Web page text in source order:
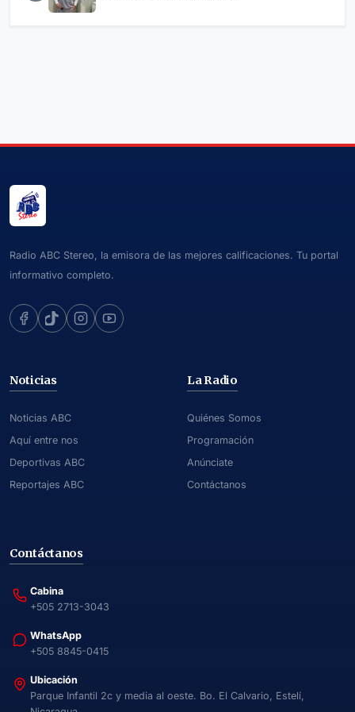
Radio ABC Stereo, la emisora de las mejores calificaciones. Tu portal
informativo completo.
Noticias
Noticias ABC
Aquí entre nos
Deportivas ABC
Reportajes ABC
La Radio
Quiénes Somos
Programación
Anúnciate
Contáctanos
Contáctanos
Cabina
+505 2713-3043
WhatsApp
+505 8845-0415
Ubicación
Parque Infantil 2c y media al oeste. Bo. El Calvario, Estelí,